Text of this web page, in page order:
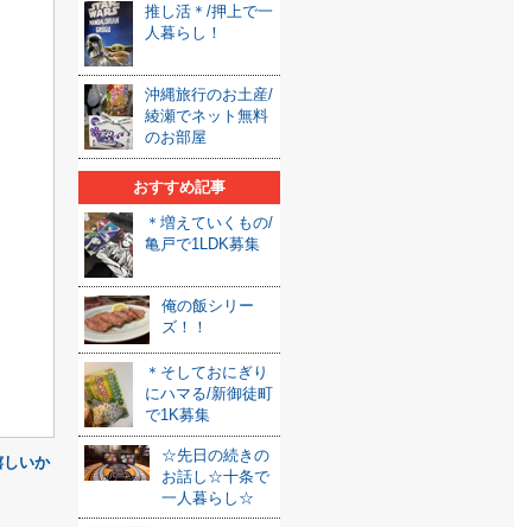
しいか
推し活＊/押上で一
人暮らし！
沖縄旅行のお土産/
綾瀬でネット無料
のお部屋
おすすめ記事
＊増えていくもの/
亀戸で1LDK募集
俺の飯シリー
ズ！！
＊そしておにぎり
にハマる/新御徒町
で1K募集
☆先日の続きの
お話し☆十条で
一人暮らし☆